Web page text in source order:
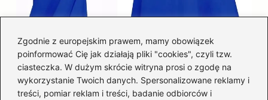
Zgodnie z europejskim prawem, mamy obowiązek
poinformować Cię jak działają pliki "cookies", czyli tzw.
ciasteczka. W dużym skrócie witryna prosi o zgodę na
wykorzystanie Twoich danych. Spersonalizowane reklamy i
treści, pomiar reklam i treści, badanie odbiorców i
Łatwy sposób jak skrócić spódnicę z
półkoła w domu